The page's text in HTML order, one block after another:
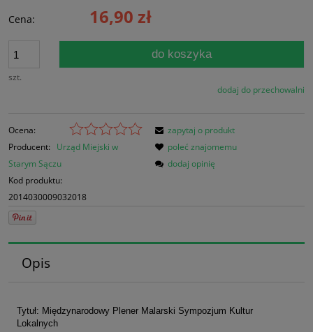
Cena: 16,90 zł
szt.
do koszyka
dodaj do przechowalni
Ocena:
Producent:
Urząd Miejski w
Starym Sączu
Kod produktu:
2014030009032018
zapytaj o produkt
poleć znajomemu
dodaj opinię
Opis
Tytuł: Międzynarodowy Plener Malarski Sympozjum Kultur
Lokalnych